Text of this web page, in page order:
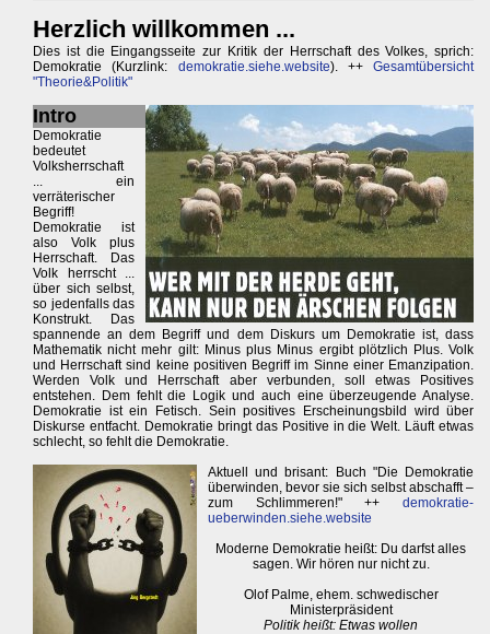
Herzlich willkommen ...
Dies ist die Eingangsseite zur Kritik der Herrschaft des Volkes, sprich:
Demokratie (Kurzlink: demokratie.siehe.website). ++Gesamtübersicht
"Theorie&Politik"
Intro
Demokratie
bedeutet
Volksherrschaft
... ein
verräterischer
Begriff!
Demokratie ist
also Volk plus
Herrschaft. Das
Volk herrscht ...
über sich selbst,
so jedenfalls das
Konstrukt. Das
spannende an dem Begriff und dem Diskurs um Demokratie ist, dass
Mathematik nicht mehr gilt: Minus plus Minus ergibt plötzlich Plus. Volk
und Herrschaft sind keine positiven Begriff im Sinne einer Emanzipation.
Werden Volk und Herrschaft aber verbunden, soll etwas Positives
entstehen. Dem fehlt die Logik und auch eine überzeugende Analyse.
Demokratie ist ein Fetisch. Sein positives Erscheinungsbild wird über
Diskurse entfacht. Demokratie bringt das Positive in die Welt. Läuft etwas
schlecht, so fehlt die Demokratie.
Aktuell und brisant: Buch "Die Demokratie
überwinden, bevor sie sich selbst abschafft –
zum Schlimmeren!" ++demokratie-
ueberwinden.siehe.website
Moderne Demokratie heißt: Du darfst alles
sagen. Wir hören nur nicht zu.
Olof Palme, ehem. schwedischer
Ministerpräsident
Politik heißt: Etwas wollen